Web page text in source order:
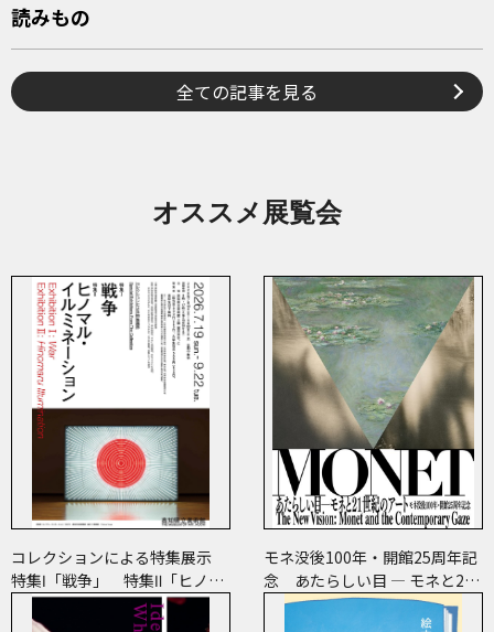
読みもの
全ての記事を見る
オススメ展覧会
コレクションによる特集展示
特集Ⅰ「戦争」 特集Ⅱ「ヒノマ
ル・イルミネーション」
モネ没後100年・開館25周年記
念 あたらしい目 ― モネと21
世紀のアート